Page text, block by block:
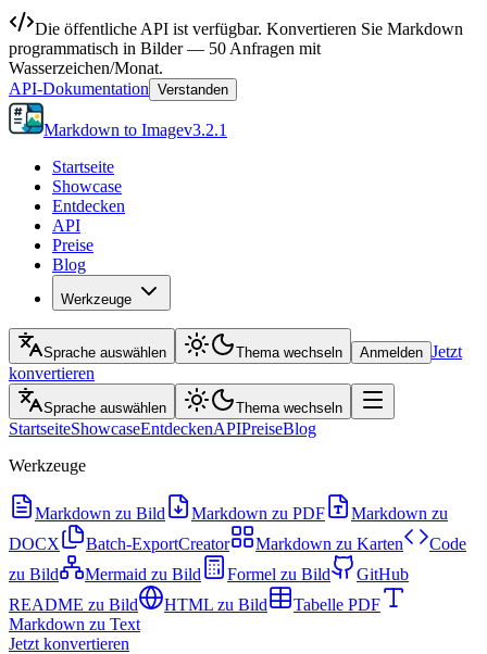
Die öffentliche API ist verfügbar. Konvertieren Sie Markdown
programmatisch in Bilder — 50 Anfragen mit
Wasserzeichen/Monat.
API-Dokumentation Verstanden
Markdown to Imagev3.2.1
Startseite
Showcase
Entdecken
API
Preise
Blog
Werkzeuge
Sprache auswählen Thema wechseln Anmelden Jetzt
konvertieren
Sprache auswählen Thema wechseln
StartseiteShowcaseEntdeckenAPIPreiseBlog
Werkzeuge
Markdown zu Bild Markdown zu PDF
Markdown zu
DOCX
Batch-ExportCreator Markdown zu Karten
Code
zu Bild
Mermaid zu Bild Formel zu Bild
GitHub
README zu Bild
HTML zu Bild
Tabelle PDF
Markdown zu Text
Jetzt konvertieren